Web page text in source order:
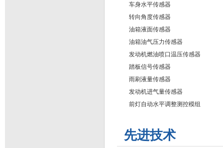
车身水平传感器
转向角度传感器
油箱液面传感器
油箱油气压力传感器
发动机燃油喷口温压传感器
踏板信号传感器
雨刷液量传感器
发动机进气量传感器
前灯自动水平调整测控模组
先进技术